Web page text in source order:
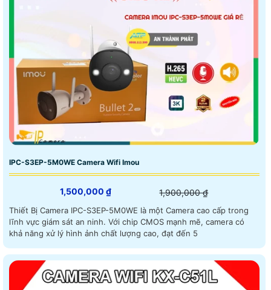
IPC-S3EP-5M0WE Camera Wifi Imou
1,500,000 ₫ 1,900,000 ₫
Thiết Bị Camera IPC-S3EP-5M0WE là một Camera cao cấp trong
lĩnh vực giám sát an ninh. Với chip CMOS mạnh mẽ, camera có
khả năng xử lý hình ảnh chất lượng cao, đạt đến 5